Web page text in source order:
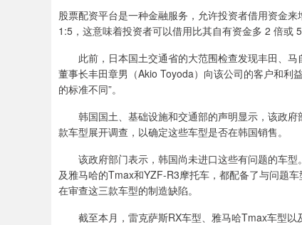
股票配资平台是一种金融服务，允许投资者借用资金
1:5，这意味着投资者可以借用比其自有资金多 2 倍或 5
此前，日本国土交通省的大范围检查发现丰田、马
董事长丰田章男（Akio Toyoda）向该公司的客户和利
的标准不同”。
韩国国土、基础设施和交通部的声明显示，该政府
款车型展开调查，以确定这些车型是否在韩国销售。
该政府部门表示，韩国尚未进口这些有问题的车型
及雅马哈的Tmax和YZF-R3摩托车，都配备了与问题
在审查这三款车型的制造缺陷。
截至本月，雷克萨斯RX车型、雅马哈Tmax车型以